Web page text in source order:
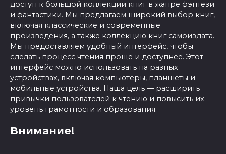
доступ к большой коллекции книг в жанре фэнтези
и фантастики. Мы предлагаем широкий выбор книг,
включая классические и современные
произведения, а также коллекцию книг самоиздата.
Мы предоставляем удобный интерфейс, чтобы
сделать процесс чтения проще и доступнее. Этот
интерфейс можно использовать на разных
устройствах, включая компьютеры, планшеты и
мобильные устройства. Наша цель — расширить
привычки пользователей к чтению и повысить их
уровень грамотности и образования.
Внимание!